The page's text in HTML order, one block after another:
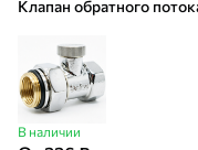
Клапан обратного
В наличии